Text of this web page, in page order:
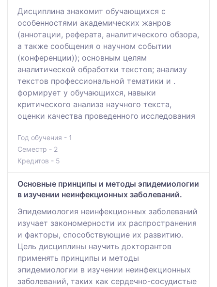
Дисциплина знакомит обучающихся с
особенностями академических жанров
(аннотации, реферата, аналитического обзора,
а также сообщения о научном событии
(конференции)); основным целям
аналитической обработки текстов; анализу
текстов профессиональной тематики и .
формирует у обучающихся, навыки
критического анализа научного текста,
оценки качества проведенного исследования
Год обучения - 1
Семестр - 2
Кредитов - 5
Основные принципы и методы эпидемиологии
в изучении неинфекционных заболеваний.
Эпидемиология неинфекционных заболеваний
изучает закономерности их распространения
и факторы, способствующие их развитию.
Цель дисциплины научить докторантов
применять принципы и методы
эпидемиологии в изучении неинфекционных
заболеваний, таких как сердечно-сосудистые